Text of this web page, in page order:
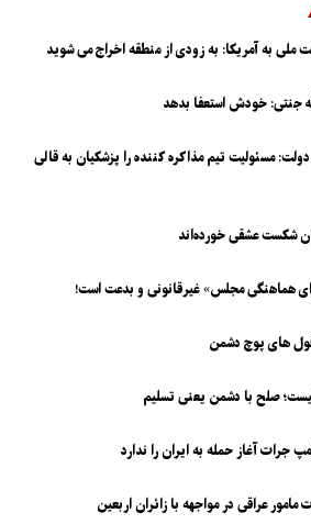
به آمریکا: به زودی از منطقه اخراج می شوید
جنتی: خودش استعفا بدهد
مسئولیت تیم مذاکره کننده را پزشکیان به قالی
شکست عشقی خورده‌اند
هماهنگی مجلس» غیرقانونی و بدعت است!
قول های پوچ دشمن
صلح با دشمن یعنی تسلیم
جرات آغاز حمله به ایران را ندارد
عراقی در مواجهه با زائران اربعین